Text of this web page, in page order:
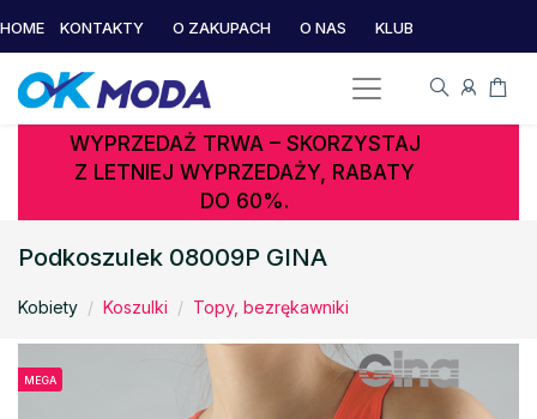
HOME KONTAKTY O ZAKUPACH O NAS KLUB
WYPRZEDAŻ TRWA – SKORZYSTAJ
Z LETNIEJ WYPRZEDAŻY, RABATY
DO 60%.
Podkoszulek 08009P GINA
Kobiety Koszulki Topy, bezrękawniki
MEGA